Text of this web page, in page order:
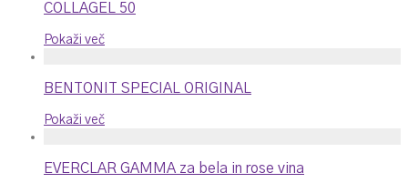
COLLAGEL 50
Pokaži več
BENTONIT SPECIAL ORIGINAL
Pokaži več
EVERCLAR GAMMA za bela in rose vina